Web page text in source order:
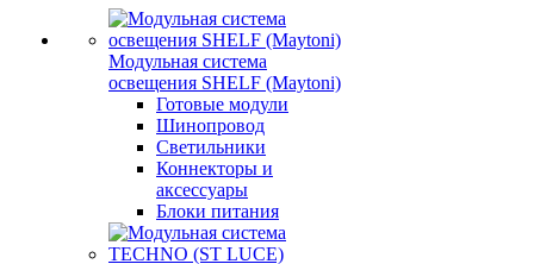
Модульная система
освещения SHELF (Maytoni)
Готовые модули
Шинопровод
Светильники
Коннекторы и
аксессуары
Блоки питания